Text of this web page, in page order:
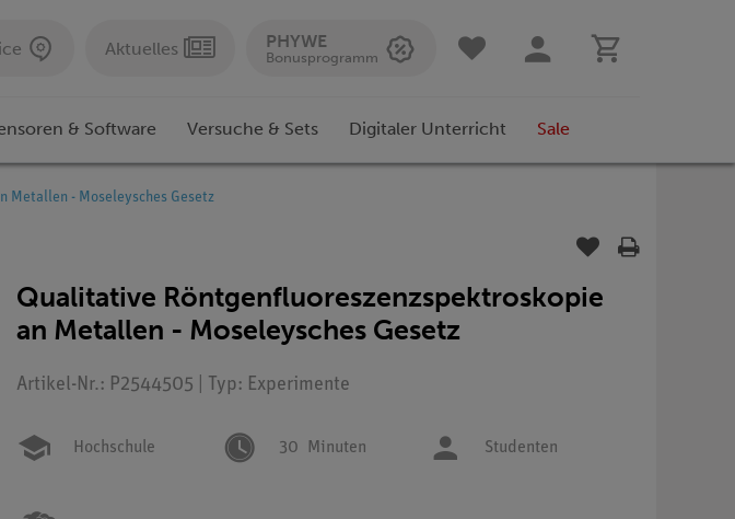
Aktuelles PHYWE
Bonusprogramm
& Software Versuche & Sets Digitaler Unterricht Sale
Metallen - Moseleysches Gesetz
Qualitative Röntgenfluoreszenzspektroskopie
an Metallen - Moseleysches Gesetz
Artikel-Nr.: P2544505 | Typ: Experimente
Hochschule 30 Minuten Studenten